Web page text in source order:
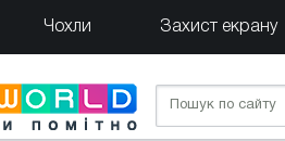
Чохли Захист екрану